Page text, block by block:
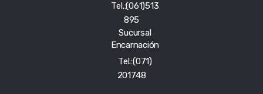
Tel.:(061)513
895
Sucursal
Encarnación
Tel.:(071)
201748